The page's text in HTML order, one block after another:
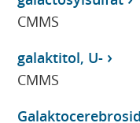
CMMS
galaktitol, U-
CMMS